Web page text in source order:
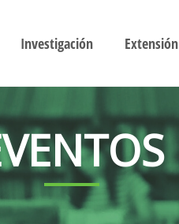
Investigación Extensión